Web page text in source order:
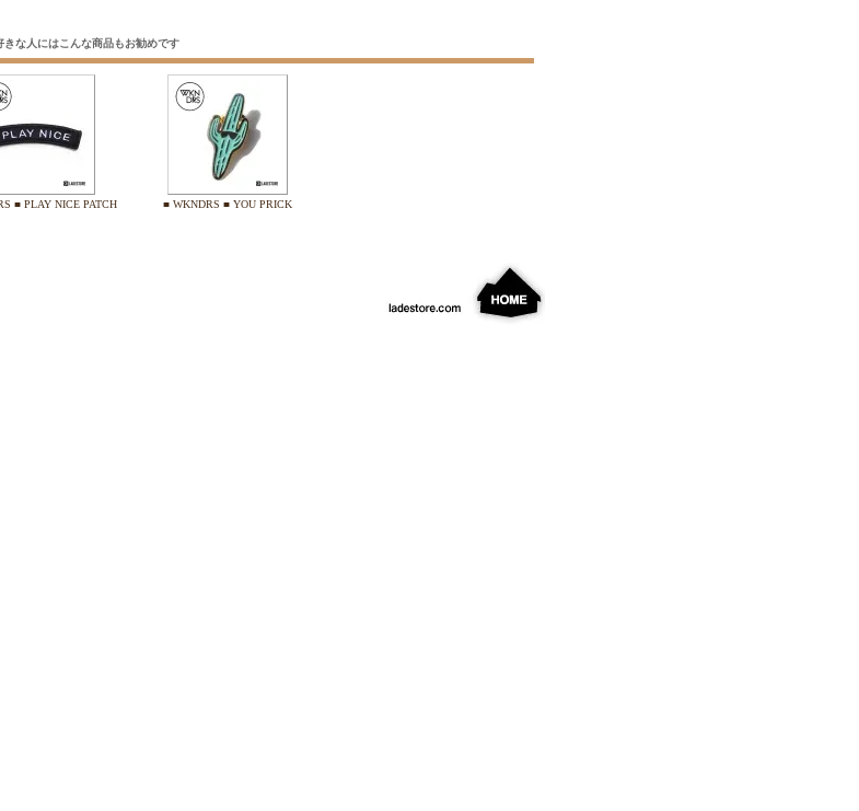
きな人にはこんな商品もお勧めです
■ PLAY NICE PATCH ■ WKNDRS ■ YOU PRICK